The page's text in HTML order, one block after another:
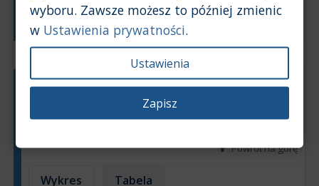
Rok produkcji
Typ silnika:
1,6
Powrót na górę
Wykres Tabela
wyboru. Zawsze możesz to później zmienic
w Ustawienia prywatności.
Ustawienia
Zapisz